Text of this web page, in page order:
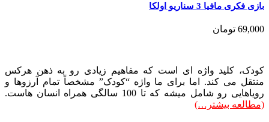
بازی فکری مافیا 3 سناریو اولکا
69,000 تومان
کودک، کلید واژه ای است که مفاهیم زیادی رو به ذهن هرکس
منتقل می کند. اما برای ما واژه “کودک” مشخصاً تمام آرزوها و
رویاهایی رو شامل میشه که تا 100 سالگی همراه انسان هاست.
(مطالعه بیشتر…)